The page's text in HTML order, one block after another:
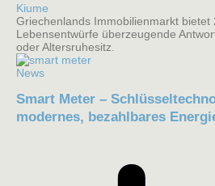
Kiume
Griechenlands Immobilienmarkt bietet
Lebensentwürfe überzeugende
oder Altersruhesitz.
News
Smart Meter –
modernes, bezahlbares